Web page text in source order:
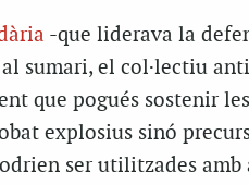
-que liderava la
sumari, el col·lectiu
que pogués sostenir
explosius sinó
ser utilitzades